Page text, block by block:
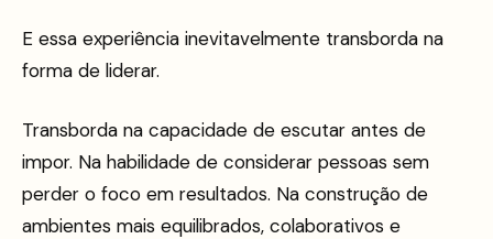
E essa experiência inevitavelmente transborda na
forma de liderar.
Transborda na capacidade de escutar antes de
impor. Na habilidade de considerar pessoas sem
perder o foco em resultados. Na construção de
ambientes mais equilibrados, colaborativos e